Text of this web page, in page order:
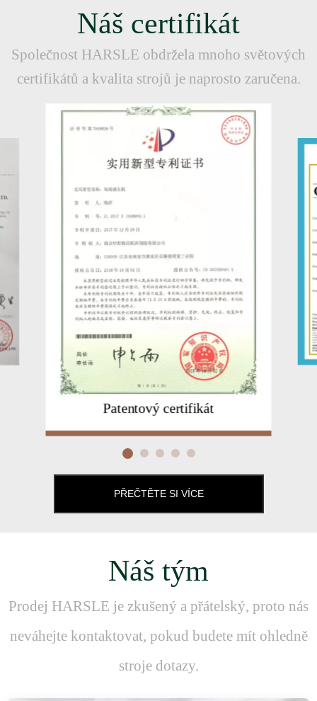
Náš certifikát
Společnost HARSLE obdržela mnoho světových
certifikátů a kvalita strojů je naprosto zaručena.
Patentový certifikát
PŘEČTĚTE SI VÍCE
Náš tým
Prodej HARSLE je zkušený a přátelský, proto nás
neváhejte kontaktovat, pokud budete mít ohledně
stroje dotazy.